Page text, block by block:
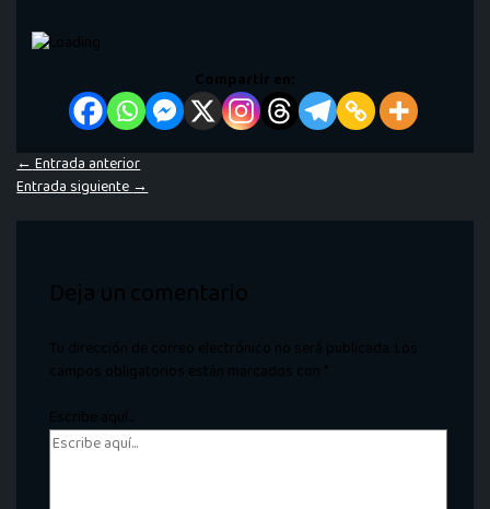
Compartir en:
←Entrada anterior
Entrada siguiente→
Deja un comentario
Tu dirección de correo electrónico no será publicada. Los
campos obligatorios están marcados con *
Escribe aquí...